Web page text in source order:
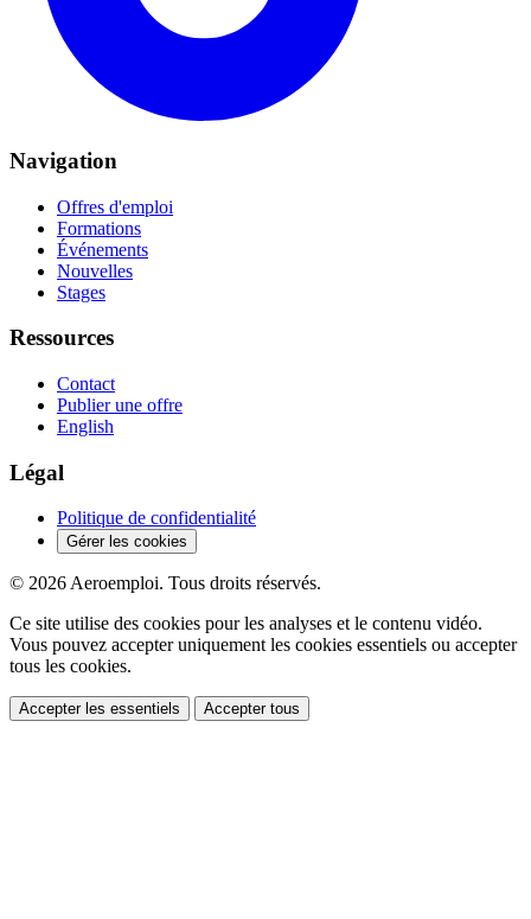
Navigation
Offres d'emploi
Formations
Événements
Nouvelles
Stages
Ressources
Contact
Publier une offre
English
Légal
Politique de confidentialité
Gérer les cookies
© 2026 Aeroemploi. Tous droits réservés.
Ce site utilise des cookies pour les analyses et le contenu vidéo.
Vous pouvez accepter uniquement les cookies essentiels ou accepter
tous les cookies.
Accepter les essentiels Accepter tous